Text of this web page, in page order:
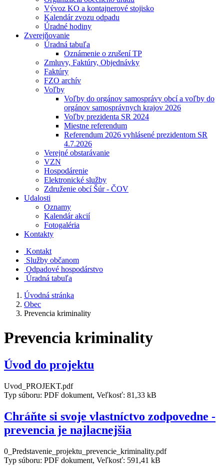
Vývoz KO a kontajnerové stojisko
Kalendár zvozu odpadu
Úradné hodiny
Zverejňovanie
Úradná tabuľa
Oznámenie o zrušení TP
Zmluvy, Faktúry, Objednávky
Faktúry
FZO archív
Voľby
Voľby do orgánov samosprávy obcí a voľby do
orgánov samosprávnych krajov 2026
Voľby prezidenta SR 2024
Miestne referendum
Referendum 2026 vyhlásené prezidentom SR
4.7.2026
Verejné obstarávanie
VZN
Hospodárenie
Elektronické služby
Združenie obcí Šúr - ČOV
Udalosti
Oznamy
Kalendár akcií
Fotogaléria
Kontakty
Kontakt
Služby občanom
Odpadové hospodárstvo
Úradná tabuľa
Úvodná stránka
Obec
Prevencia kriminality
Prevencia kriminality
Úvod do projektu
Uvod_PROJEKT.pdf
Typ súboru: PDF dokument, Veľkosť: 81,33 kB
Chráňte si svoje vlastníctvo zodpovedne -
prevencia je najlacnejšia
0_Predstavenie_projektu_prevencie_kriminality.pdf
Typ súboru: PDF dokument, Veľkosť: 591,41 kB